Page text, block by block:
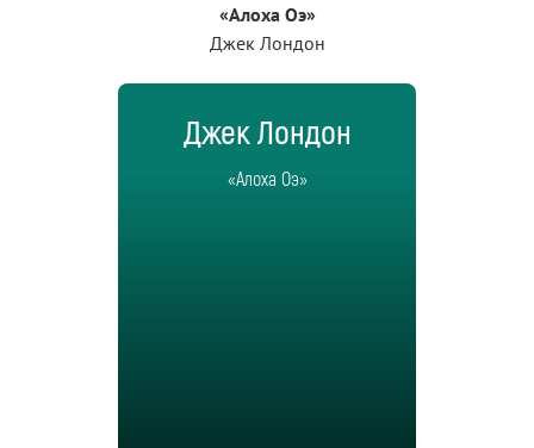
«Алоха Оэ»
Джек Лондон
Джек Лондон
«Алоха Оэ»